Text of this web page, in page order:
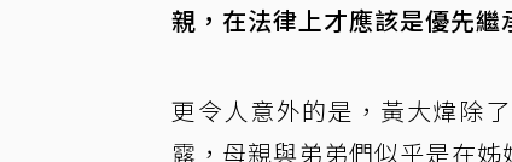
親，在法律上才應該是優先
更令人意外的是，黃大煒除
露，母親與弟弟們似乎是在